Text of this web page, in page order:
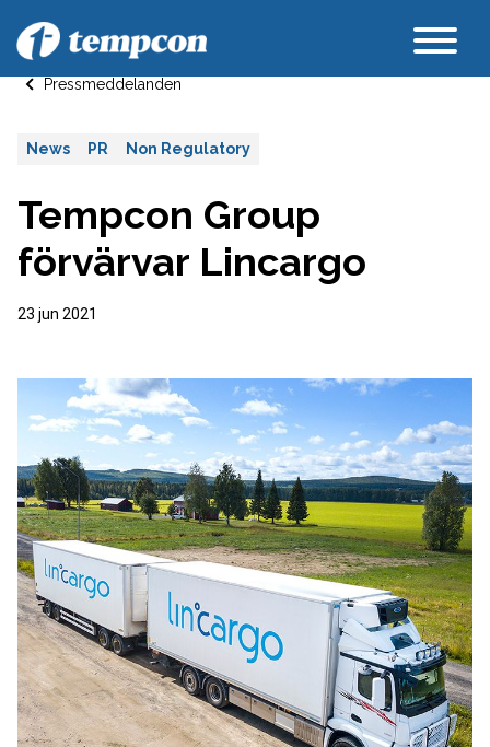
Pressmeddelanden
News PR Non Regulatory
​Tempcon Group
förvärvar Lincargo
23 jun 2021